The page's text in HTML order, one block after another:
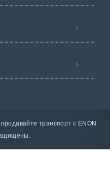
транспорт с ENON.